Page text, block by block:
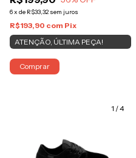
6x de R$33,32 sem juros
R$193,90 com Pix
ATENÇÃO, ÚLTIMA PEÇA!
Comprar
1 /4